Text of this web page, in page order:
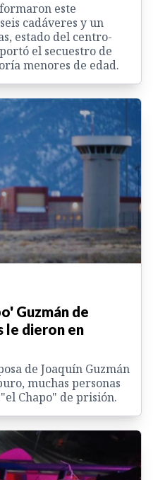
este
cadáveres y un
estado del centro-
el secuestro de
menores de edad.
Guzmán de
le dieron en
de Joaquín Guzmán
muchas personas
Chapo" de prisión.